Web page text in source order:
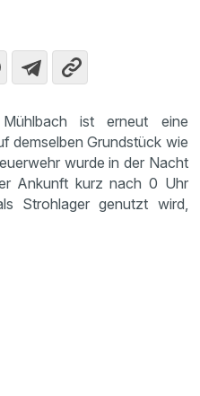
ist erneut eine
demselben Grundstück wie
wurde in der Nacht
Ankunft kurz nach 0 Uhr
Strohlager genutzt wird,